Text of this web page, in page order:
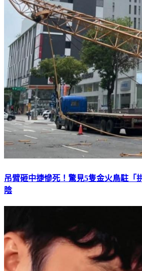
吊臂砸中捷慘死！驚見5隻金火鳥駐「
陰